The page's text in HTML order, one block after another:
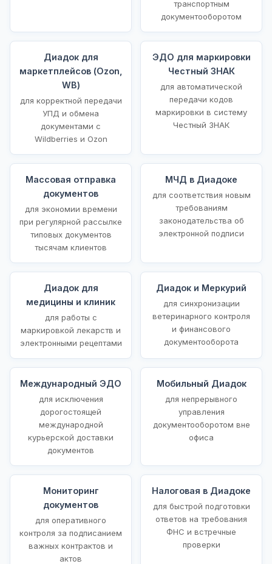
транспортным
документооборотом
Диадок для
маркетплейсов (Ozon,
WB)
для корректной передачи
УПД и обмена
документами с
Wildberries и Ozon
ЭДО для маркировки
Честный ЗНАК
для автоматической
передачи кодов
маркировки в систему
Честный ЗНАК
Массовая отправка
документов
для экономии времени
при регулярной рассылке
типовых документов
тысячам клиентов
МЧД в Диадоке
для соответствия новым
требованиям
законодательства об
электронной подписи
Диадок для
медицины и клиник
для работы с
маркировкой лекарств и
электронными рецептами
Диадок и Меркурий
для синхронизации
ветеринарного контроля
и финансового
документооборота
Международный ЭДО
для исключения
дорогостоящей
международной
курьерской доставки
документов
Мобильный Диадок
для непрерывного
управления
документооборотом вне
офиса
Мониторинг
документов
для оперативного
контроля за подписанием
важных контрактов и
актов
Налоговая в Диадоке
для быстрой подготовки
ответов на требования
ФНС и встречные
проверки